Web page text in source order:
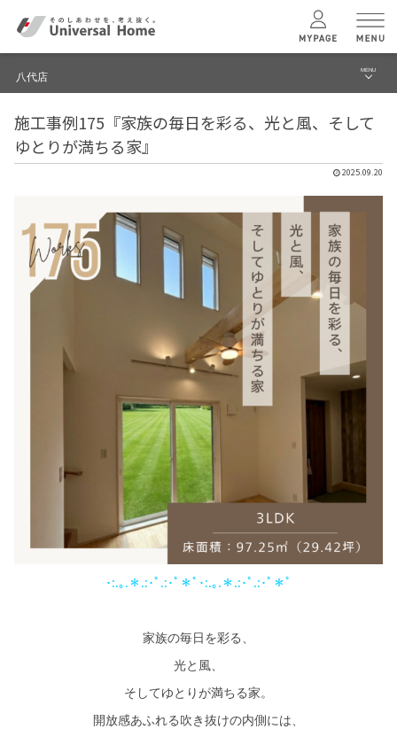
ユニバーサルホームの特長
テクノロジー
モデルハウス 検索・見学予約
シミュレーション
キャンペーン・ コラボ情報
家づくりの知識
八代店 MENU
ブログ
建築実例・事例
モデルハウス見学予約
八代店 TOPへ
施工事例175『家族の毎日を彩る、光と風、そして
ゆとりが満ちる家』
2025.09.20
･:.｡.＊.:･ﾟ.:･ﾟ＊ﾟ･:.｡.＊.:･ﾟ.:･ﾟ＊ﾟ
家族の毎日を彩る、
光と風、
そしてゆとりが満ちる家。
開放感あふれる吹き抜けの内側には、